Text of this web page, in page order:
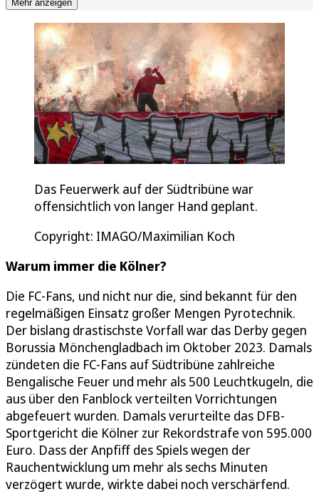
Mehr anzeigen
Das Feuerwerk auf der Südtribüne war
offensichtlich von langer Hand geplant.
Copyright: IMAGO/Maximilian Koch
Warum immer die Kölner?
Die FC-Fans, und nicht nur die, sind bekannt für den
regelmäßigen Einsatz großer Mengen Pyrotechnik.
Der bislang drastischste Vorfall war das Derby gegen
Borussia Mönchengladbach im Oktober 2023. Damals
zündeten die FC-Fans auf Südtribüne zahlreiche
Bengalische Feuer und mehr als 500 Leuchtkugeln, die
aus über den Fanblock verteilten Vorrichtungen
abgefeuert wurden. Damals verurteilte das DFB-
Sportgericht die Kölner zur Rekordstrafe von 595.000
Euro. Dass der Anpfiff des Spiels wegen der
Rauchentwicklung um mehr als sechs Minuten
verzögert wurde, wirkte dabei noch verschärfend.